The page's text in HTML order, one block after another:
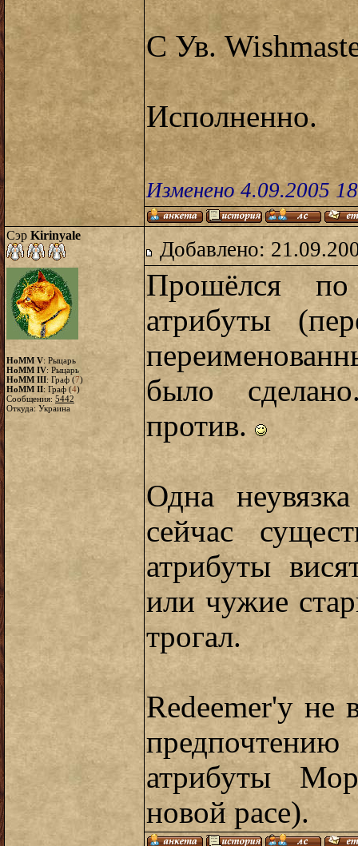
С Ув.
Исполненно.
Изменено 4.09.2005
Сэр Kirinyale
HoMM V: Рыцарь
HoMM IV: Рыцарь
HoMM III: Граф (7)
HoMM II: Граф (4)
Сообщения: 5442
Откуда: Украина
Добавлено:
Прошёлся
атрибуты
было
против.
Одна
сейчас
атрибуты
или чужие
трогал.
Redeemer'у не
атрибуты
новой расе).